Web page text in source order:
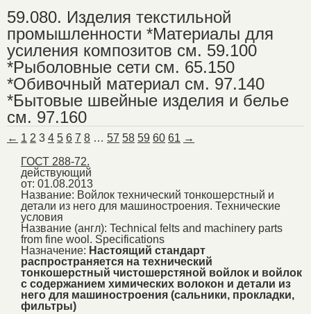
59.080. Изделия текстильной
промышленности *Материалы для
усиления композитов см. 59.100
*Рыболовные сети см. 65.150
*Обивочный материал см. 97.140
*Бытовые швейные изделия и белье
см. 97.160
← 1 2 3 4 5 6 7 8 … 57 58 59 60 61 →
ГОСТ 288-72.
действующий
от: 01.08.2013
Название: Войлок технический тонкошерстный и
детали из него для машиностроения. Технические
условия
Название (англ): Technical felts and machinery parts
from fine wool. Specifications
Назначение: Настоящий стандарт
распространяется на технический
тонкошерстный чистошерстяной войлок и войлок
с содержанием химических волокон и детали из
него для машиностроения (сальники, прокладки,
фильтры)